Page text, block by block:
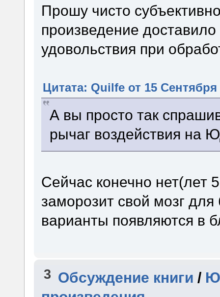
Прошу чисто
произведение
удовольствия при
Цитата: Quilfe от 15 Сентября
А вы просто так
рычаг воздействия на
Сейчас конечно нет(лет
заморозит свой мозг
варианты появляются в
3 Обсуждение книги /